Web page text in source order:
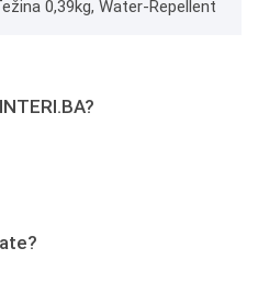
0,39kg, Water-Repellent